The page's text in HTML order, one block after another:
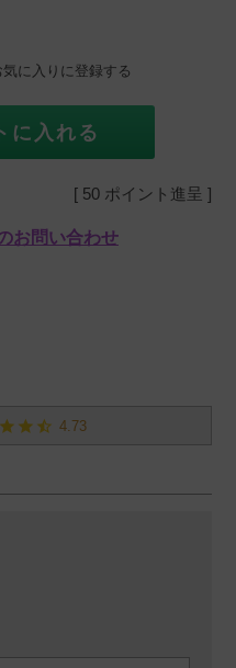
気に入りに登録する
に入れる
[ 50 ポイント進呈 ]
お問い合わせ
4.73